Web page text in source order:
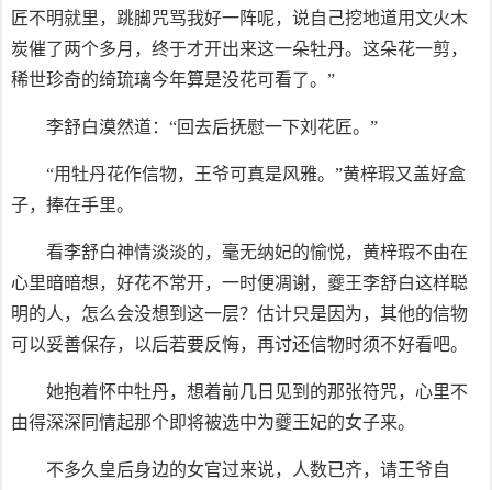
匠不明就里，跳脚咒骂我好一阵呢，说自己挖地道用文火木
炭催了两个多月，终于才开出来这一朵牡丹。这朵花一剪，
稀世珍奇的绮琉璃今年算是没花可看了。”
李舒白漠然道：“回去后抚慰一下刘花匠。”
“用牡丹花作信物，王爷可真是风雅。”黄梓瑕又盖好盒
子，捧在手里。
看李舒白神情淡淡的，毫无纳妃的愉悦，黄梓瑕不由在
心里暗暗想，好花不常开，一时便凋谢，夔王李舒白这样聪
明的人，怎么会没想到这一层？估计只是因为，其他的信物
可以妥善保存，以后若要反悔，再讨还信物时须不好看吧。
她抱着怀中牡丹，想着前几日见到的那张符咒，心里不
由得深深同情起那个即将被选中为夔王妃的女子来。
不多久皇后身边的女官过来说，人数已齐，请王爷自